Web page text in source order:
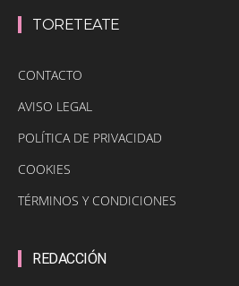
TORETEATE
CONTACTO
AVISO LEGAL
POLÍTICA DE PRIVACIDAD
COOKIES
TÉRMINOS Y CONDICIONES
REDACCIÓN